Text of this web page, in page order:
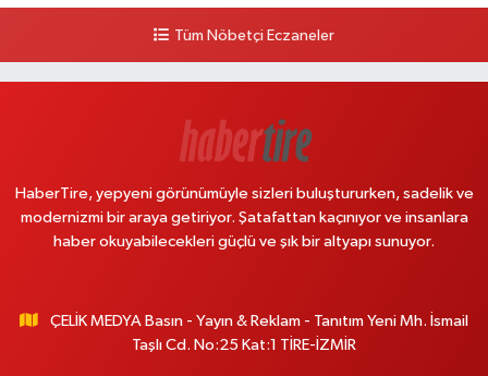
Tüm Nöbetçi Eczaneler
HaberTire, yepyeni görünümüyle sizleri buluştururken, sadelik ve
modernizmi bir araya getiriyor. Şatafattan kaçınıyor ve insanlara
haber okuyabilecekleri güçlü ve şık bir altyapı sunuyor.
ÇELİK MEDYA Basın - Yayın & Reklam - Tanıtım Yeni Mh. İsmail
Taşlı Cd. No:25 Kat:1 TİRE-İZMİR